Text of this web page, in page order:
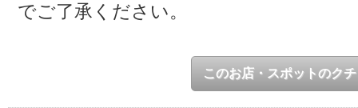
でご了承ください。
このお店・スポットのク